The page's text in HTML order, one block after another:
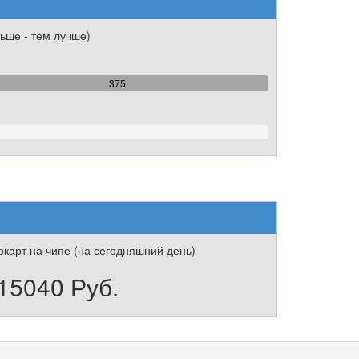
- тем лучше)
375
100%
на чипе (на сегодняшний день)
Руб.